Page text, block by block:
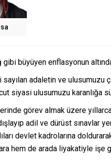
gibi büyüyen enflasyonun
adaletin ve ulusumuzu
siyasi ulusumuzu karanlığa
görev almak üzere
adil ve dürüst sınavlar
devlet kadrolarına
hem de arada liyakatiyle